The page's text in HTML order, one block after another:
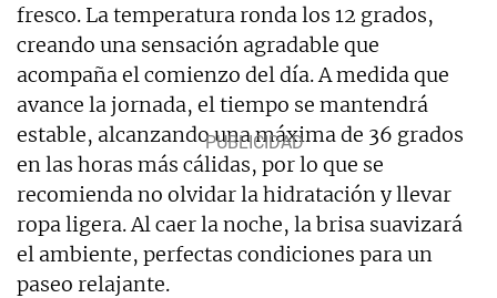
fresco. La temperatura ronda los 12 grados,
creando una sensación agradable que
acompaña el comienzo del día. A medida que
avance la jornada, el tiempo se mantendrá
estable, alcanzando una máxima de 36 grados
en las horas más cálidas, por lo que se
recomienda no olvidar la hidratación y llevar
ropa ligera. Al caer la noche, la brisa suavizará
el ambiente, perfectas condiciones para un
paseo relajante.